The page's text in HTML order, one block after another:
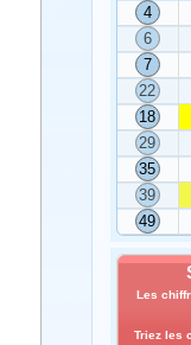
4
6
7
22
18
29
35
39
49
Les
Triez les